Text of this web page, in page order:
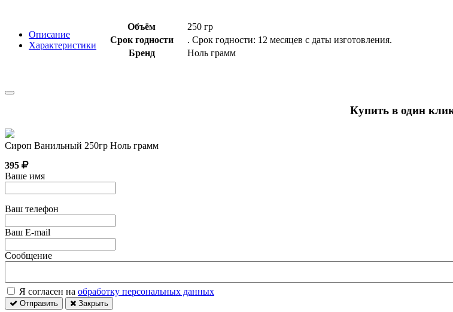
Описание
Характеристики
Объём
250 гр
Срок годности
. Срок годности: 12 месяцев с даты изготовления.
Бренд
Ноль грамм
Купить в один
Сироп Ванильный 250гр Ноль грамм
395
Ваше имя
Ваш телефон
Ваш E-mail
Сообщение
Я согласен на обработку персональных данных
Отправить Закрыть